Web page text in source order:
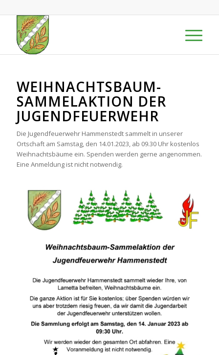
WEIHNACHTSBAUM-
SAMMELAKTION DER
JUGENDFEUERWEHR
Die Jugendfeuerwehr Hammenstedt sammelt in unserer
Ortschaft am Samstag, den 14.01.2023, ab 09.30 Uhr kostenlos
Weihnachtsbäume ein. Spenden werden gerne angenommen.
Eine Anmeldung ist nicht notwendig.